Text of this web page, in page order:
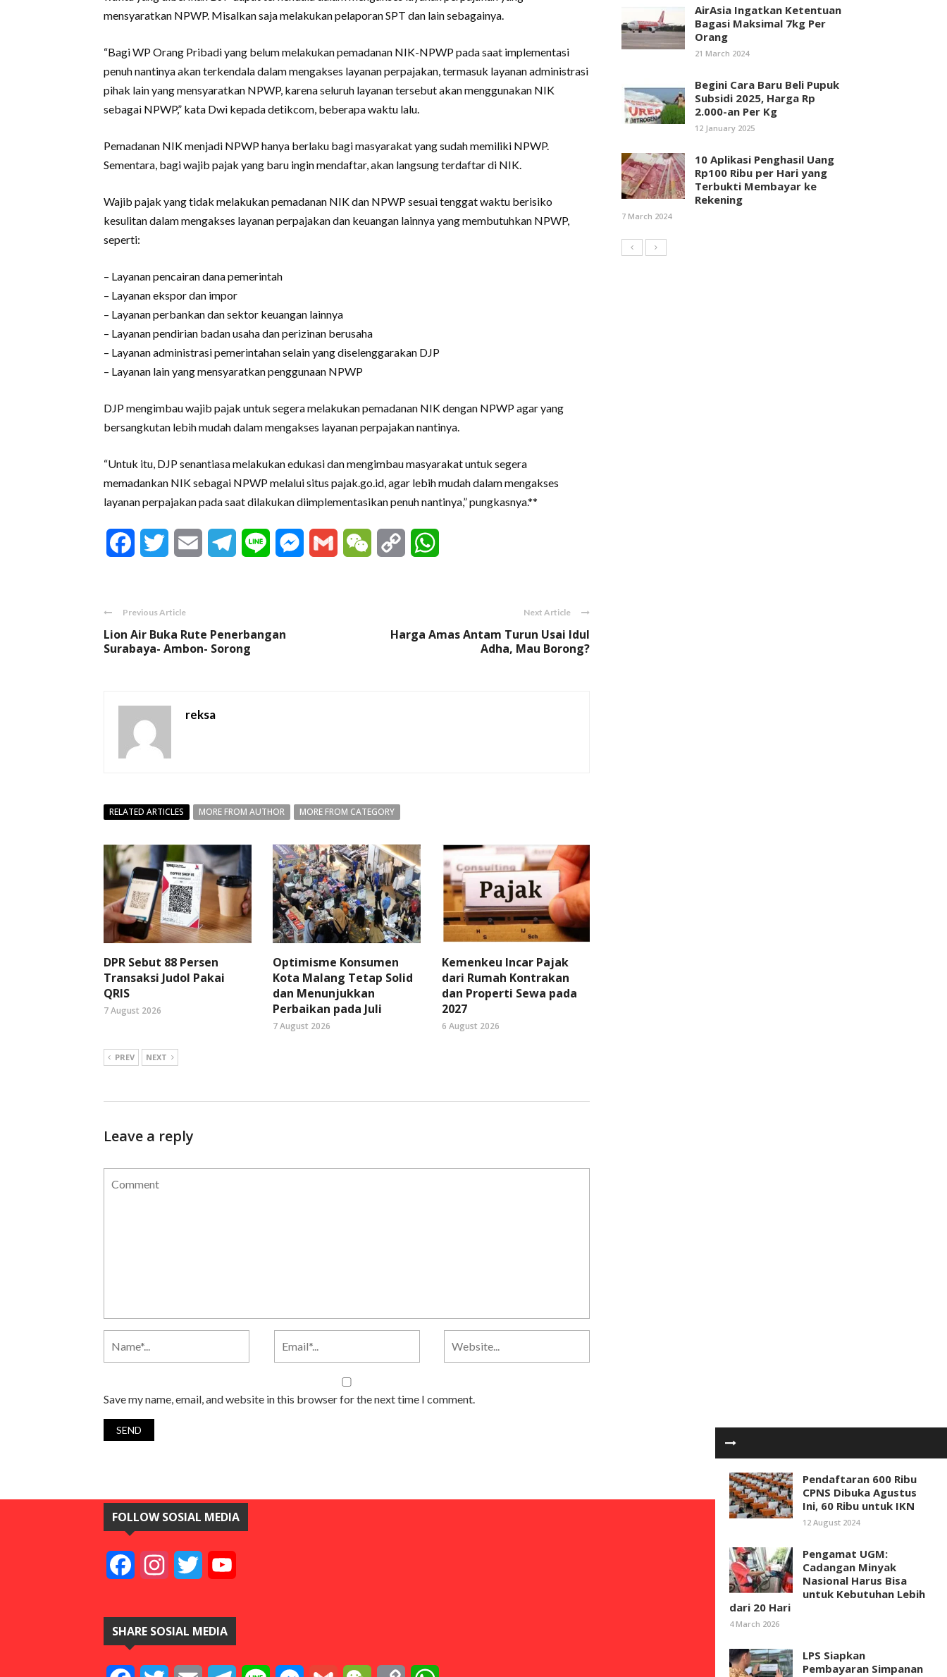
mensyaratkan NPWP. Misalkan saja melakukan pelaporan SPT dan lain sebagainya.
“Bagi WP Orang Pribadi yang belum melakukan pemadanan NIK-NPWP pada saat implementasi
penuh nantinya akan terkendala dalam mengakses layanan perpajakan, termasuk layanan administrasi
pihak lain yang mensyaratkan NPWP, karena seluruh layanan tersebut akan menggunakan NIK
sebagai NPWP,” kata Dwi kepada detikcom, beberapa waktu lalu.
Pemadanan NIK menjadi NPWP hanya berlaku bagi masyarakat yang sudah memiliki NPWP.
Sementara, bagi wajib pajak yang baru ingin mendaftar, akan langsung terdaftar di NIK.
Wajib pajak yang tidak melakukan pemadanan NIK dan NPWP sesuai tenggat waktu berisiko
kesulitan dalam mengakses layanan perpajakan dan keuangan lainnya yang membutuhkan NPWP,
seperti:
– Layanan pencairan dana pemerintah
– Layanan ekspor dan impor
– Layanan perbankan dan sektor keuangan lainnya
– Layanan pendirian badan usaha dan perizinan berusaha
– Layanan administrasi pemerintahan selain yang diselenggarakan DJP
– Layanan lain yang mensyaratkan penggunaan NPWP
DJP mengimbau wajib pajak untuk segera melakukan pemadanan NIK dengan NPWP agar yang
bersangkutan lebih mudah dalam mengakses layanan perpajakan nantinya.
“Untuk itu, DJP senantiasa melakukan edukasi dan mengimbau masyarakat untuk segera
memadankan NIK sebagai NPWP melalui situs pajak.go.id, agar lebih mudah dalam mengakses
layanan perpajakan pada saat dilakukan diimplementasikan penuh nantinya,” pungkasnya.**
FacebookTwitter Email Telegram
Line Messenger
Gmail WeChat Copy
Previous Article
Lion Air Buka Rute Penerbangan
Surabaya- Ambon- Sorong
Next Article
Harga Amas Antam Turun Usai Idul
Adha, Mau Borong?
reksa
RELATED ARTICLES MORE FROM AUTHOR MORE FROM CATEGORY
DPR Sebut 88 Persen
Transaksi Judol Pakai
QRIS
7 August 2026
Optimisme Konsumen
Kota Malang Tetap Solid
dan Menunjukkan
Perbaikan pada Juli
7 August 2026
Kemenkeu Incar Pajak
dari Rumah Kontrakan
dan Properti Sewa pada
2027
6 August 2026
PREV NEXT
Leave a reply
Save my name, email, and website in this browser for the next time I comment.
Pendaftaran 600 Ribu
CPNS Dibuka Agustus
Ini, 60 Ribu untuk IKN
12 August 2024
Pengamat UGM:
Cadangan Minyak
Nasional Harus Bisa
untuk Kebutuhan Lebih
dari 20 Hari
4 March 2026
LPS Siapkan
Pembayaran Simpanan
AirAsia Ingatkan Ketentuan
Bagasi Maksimal 7kg Per
Orang
21 March 2024
Begini Cara Baru Beli Pupuk
Subsidi 2025, Harga Rp
2.000-an Per Kg
12 January 2025
10 Aplikasi Penghasil Uang
Rp100 Ribu per Hari yang
Terbukti Membayar ke
Rekening
7 March 2024
FOLLOW SOSIAL MEDIA
FacebookInstagramTwitter
SHARE SOSIAL MEDIA